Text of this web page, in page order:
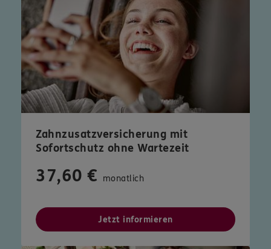
Zahnzusatzversicherung mit
Sofortschutz ohne Wartezeit
37,60 € monatlich
Jetzt informieren